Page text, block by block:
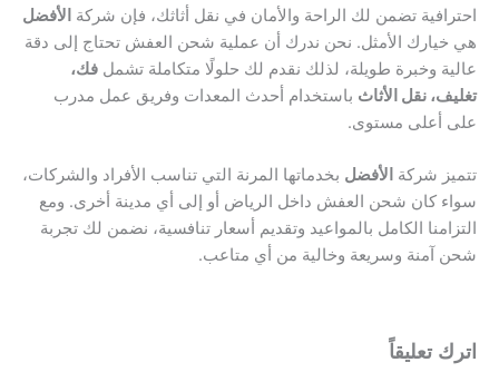
احترافية تضمن لك الراحة والأمان في نقل أثاثك، فإن شركة الأفضل
هي خيارك الأمثل. نحن ندرك أن عملية شحن العفش تحتاج إلى دقة
عالية وخبرة طويلة، لذلك نقدم لك حلولًا متكاملة تشمل فك،
تغليف، نقل الأثاث باستخدام أحدث المعدات وفريق عمل مدرب
على أعلى مستوى.
تتميز شركة الأفضل بخدماتها المرنة التي تناسب الأفراد والشركات،
سواء كان شحن العفش داخل الرياض أو إلى أي مدينة أخرى. ومع
التزامنا الكامل بالمواعيد وتقديم أسعار تنافسية، نضمن لك تجربة
شحن آمنة وسريعة وخالية من أي متاعب.
اترك تعليقاً